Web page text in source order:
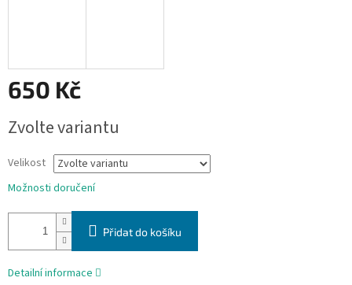
650 Kč
cena:
Zvolte variantu
Velikost
Možnosti doručení
Přidat do košíku
Detailní informace